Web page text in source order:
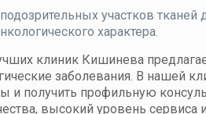
участков
характера.
клиник Кишинева
заболевания. В нашей
и получить профильную
высокий уровень